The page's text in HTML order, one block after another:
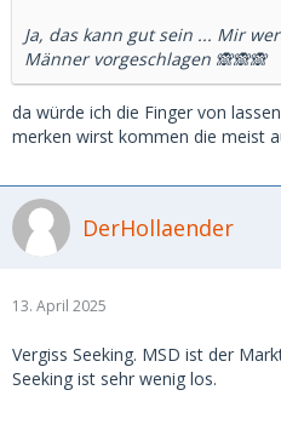
Ja, das kann gut sein ... Mir
Männer vorgeschlagen 🙈🙈🙈
da würde ich die Finger von
merken wirst kommen die meist
DerHollaender
13. April 2025
Vergiss Seeking. MSD ist der
Seeking ist sehr wenig los.